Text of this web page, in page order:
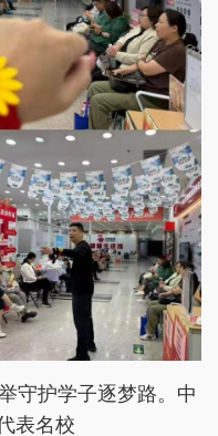
守护学子逐梦路。中
表名校